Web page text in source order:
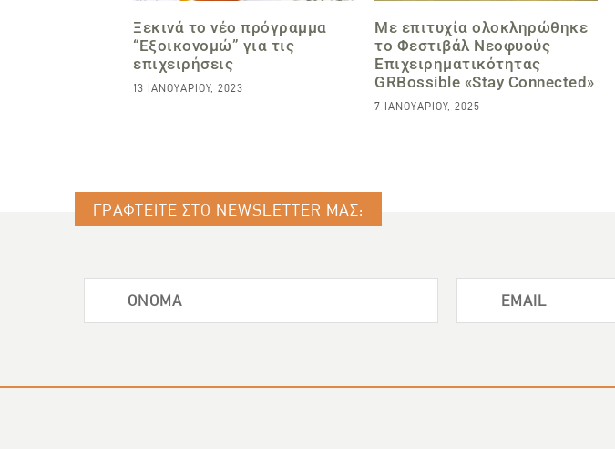
Ξεκινά το νέο πρόγραμμα
“Εξοικονομώ” για τις
επιχειρήσεις
13 ΙΑΝΟΥΑΡΊΟΥ, 2023
Με επιτυχία ολοκληρώθηκε
το Φεστιβάλ Νεοφυούς
Επιχειρηματικότητας
GRBossible «Stay Connected»
7 ΙΑΝΟΥΑΡΊΟΥ, 2025
ΓΡΑΦΤΕΙΤΕ ΣΤΟ NEWSLETTER ΜΑΣ: